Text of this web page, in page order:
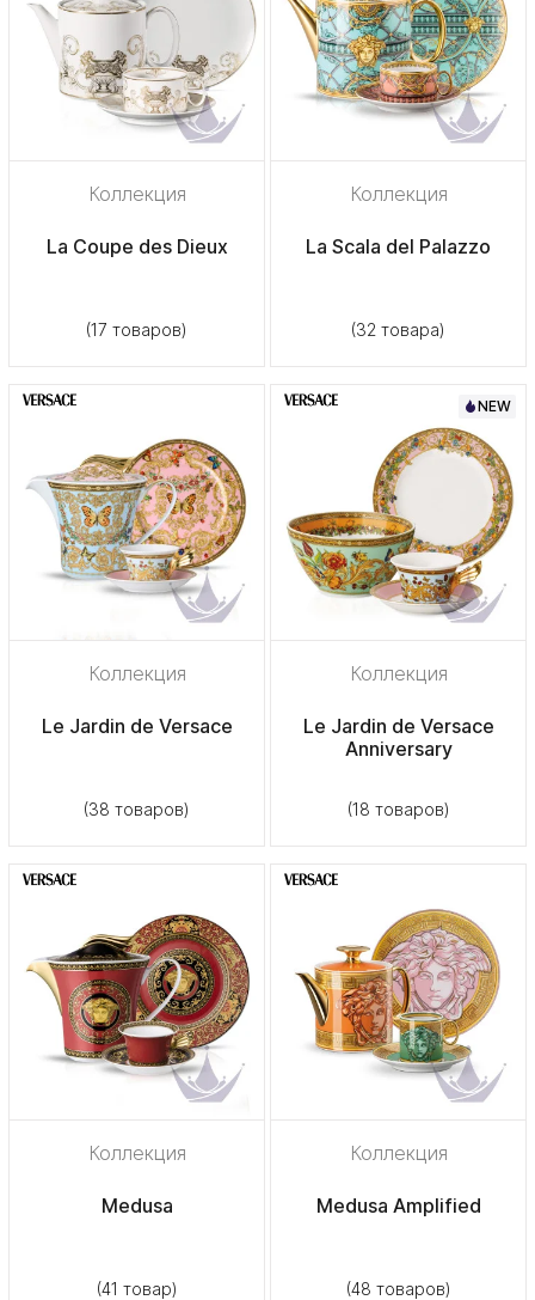
Коллекция
La Coupe des Dieux
(17 товаров)
Коллекция
La Scala del Palazzo
(32 товара)
Коллекция
Le Jardin de Versace
(38 товаров)
NEW
Коллекция
Le Jardin de Versace
Anniversary
(18 товаров)
Коллекция
Medusa
(41 товар)
Коллекция
Medusa Amplified
(48 товаров)